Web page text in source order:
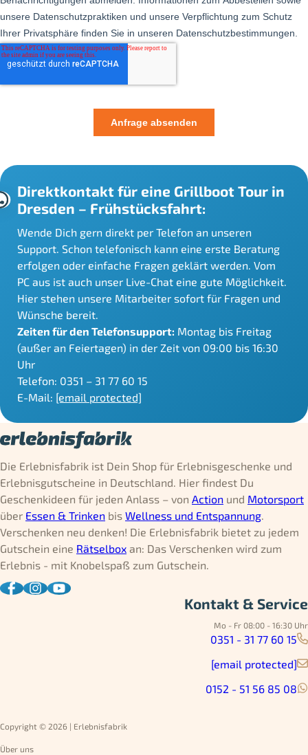
Direktkontakt für eine Grillboot Tour in
Dresden – Frühstücksfahrt:
Wende Dich gern direkt per Telefon an unseren
Support. Schon telefonisch kann eine erste Beratung
erfolgen oder einfache Fragen geklärt werden. Vom
PC aus ist auch unser Live-Chat eine gute Möglichkeit.
Hier stehen unsere Mitarbeiter sofort für Fragen und
Wünsche bereit.
Zeiten für den Telefonsupport: Montag bis Freitag
(außer an Feiertagen) in der Zeit von 09:00 bis 16:30
Uhr
Telefon: 0351 – 31 77 60 15
E-Mail: [email protected]
Die Erlebnisfabrik ist Dein Shop für Erlebnisgeschenke und
Erlebnisgutscheine in Deutschland. Hier findest Du
Geschenkideen für jeden Anlass – von Action und Motorsport
über Essen & Trinken bis Wellness und Entspannung.
Verschenken neu denken! Die Erlebnisfabrik bietet zu jedem
Gutschein eine Rätselbox an: Das Verschenken wird zum
Erlebnis - mit Knobelspaß zum Gutschein.
Kontakt & Service
Mo - Fr 08:00 - 16:30 Uhr
0351 - 31 77 60 15
[email protected]
0152 - 51 56 85 08
Copyright © 2026 | Erlebnisfabrik
Über uns